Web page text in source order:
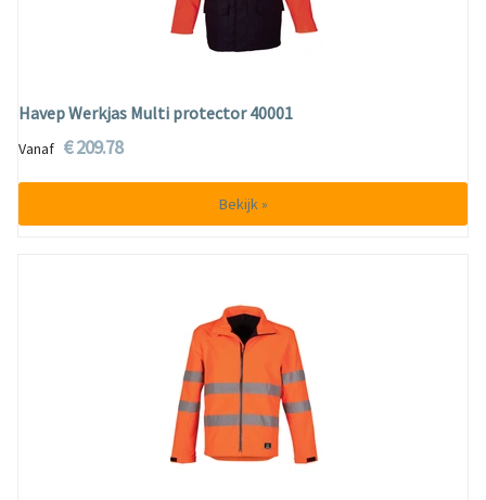
Havep Werkjas Multi protector 40001
Vanaf € 209.78
Bekijk »